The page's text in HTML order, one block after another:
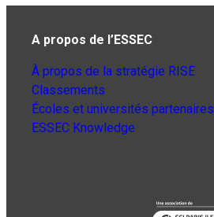
A propos de l’ESSEC
À propos de la stratégie RISE
Classements
Écoles et universités partenaires
ESSEC Knowledge